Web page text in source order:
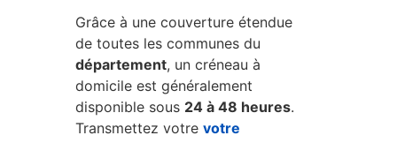
Grâce à une couverture étendue
de toutes les communes du
département, un créneau à
domicile est généralement
disponible sous 24 à 48 heures.
Transmettez votre votre